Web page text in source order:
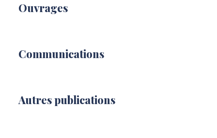
Ouvrages
Communications
Autres publications